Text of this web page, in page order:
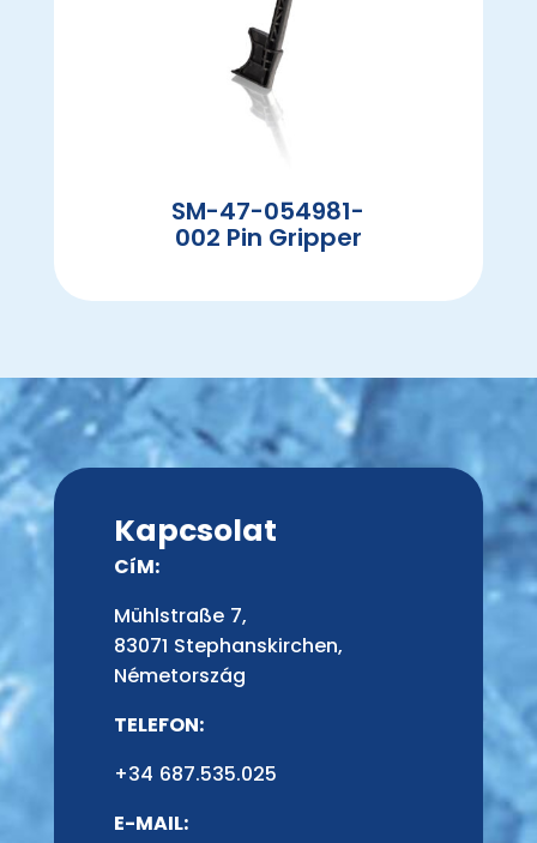
SM-47-054981-
002 Pin Gripper
Kapcsolat
CíM:
Mühlstraße 7,
83071 Stephanskirchen,
Németország
TELEFON:
+34 687.535.025
E-MAIL: